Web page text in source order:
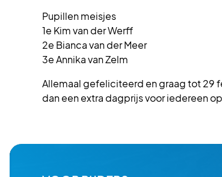
Pupillen meisjes
1e Kim van der Werff
2e Bianca van der Meer
3e Annika van Zelm
Allemaal gefeliciteerd en graag tot 29
dan een extra dagprijs voor iedereen